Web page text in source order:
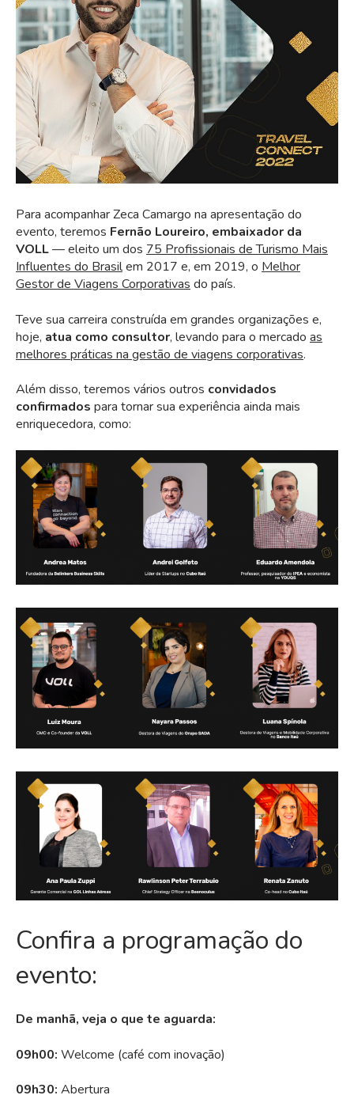
Para acompanhar Zeca Camargo na apresentação do
evento, teremos Fernão Loureiro, embaixador da
VOLL— eleito um dos 75 Profissionais de Turismo Mais
Influentes do Brasilem 2017 e, em 2019, o Melhor
Gestor de Viagens Corporativas do país.
Teve sua carreira construída em grandes organizações e,
hoje, atua como consultor, levando para o mercado as
melhores práticas na gestão de viagens corporativas.
Além disso, teremos vários outros convidados
confirmados para tornar sua experiência ainda mais
enriquecedora, como:
Confira a programação do
evento:
De manhã, veja o que te aguarda:
09h00: Welcome (café com inovação)
09h30: Abertura